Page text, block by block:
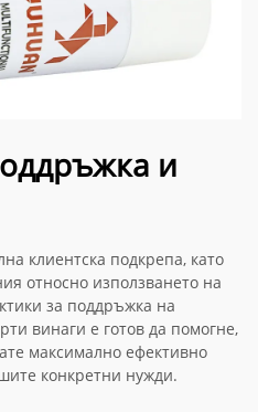
и
клиентска подкрепа, като
относно използването на
за поддръжка на
винаги е готов да помогне,
максимално ефективно
конкретни нужди.